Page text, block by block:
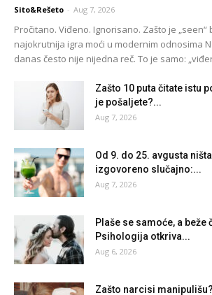
Sito&Rešeto - Aug 7, 2026
Pročitano. Viđeno. Ignorisano. Zašto je
najokrutnija igra moći u modernim odnosima
danas često nije nijedna reč. To je samo:
Zašto 10 puta čitate istu
je pošaljete?...
Aug 7, 2026
Od 9. do 25. avgusta
izgovoreno slučajno:...
Aug 7, 2026
Plaše se samoće, a beže
Psihologija otkriva...
Aug 6, 2026
Zašto narcisi